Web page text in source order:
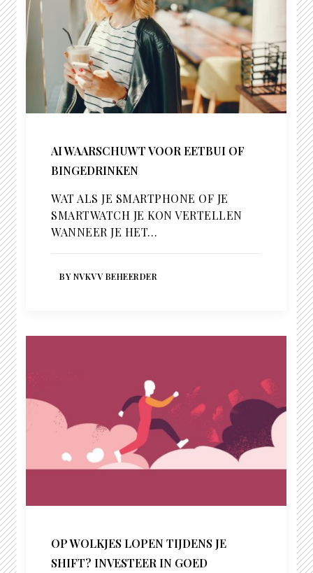
AI WAARSCHUWT VOOR EETBUI OF
BINGEDRINKEN
WAT ALS JE SMARTPHONE OF JE
SMARTWATCH JE KON VERTELLEN
WANNEER JE HET…
BY NVKVV BEHEERDER
OP WOLKJES LOPEN TIJDENS JE
SHIFT? INVESTEER IN GOED